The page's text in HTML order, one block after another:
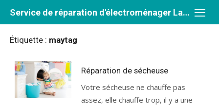
Service de réparation d'électroménager Laval et Rive-Nord
Étiquette : maytag
Réparation de sécheuse
Votre sécheuse ne chauffe pas
assez, elle chauffe trop, il y a une